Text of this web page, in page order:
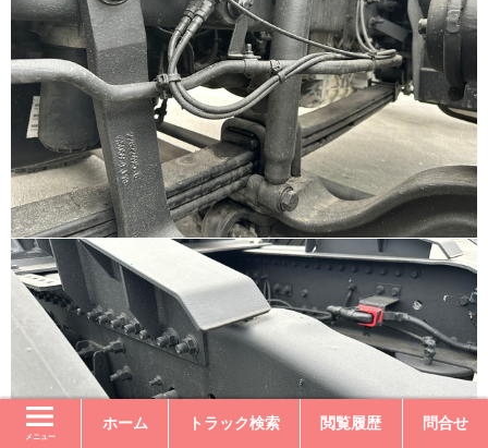
メニュー
ホーム トラック検索 閲覧履歴 問合せ